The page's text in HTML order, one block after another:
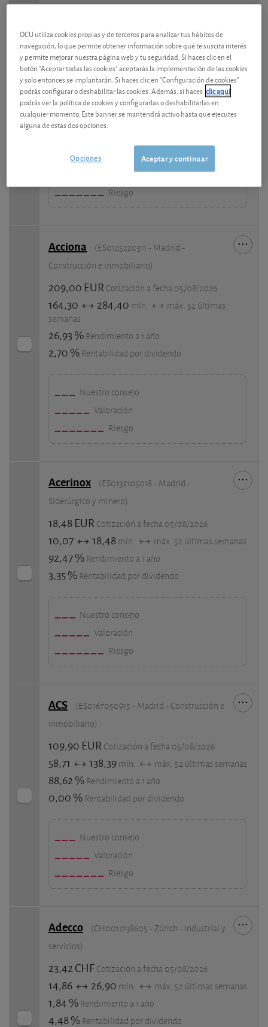
Tecnológico)
170,73 USDCotización a fecha 05/08/2026
124,44 288,54mín. máx. 52 últimas semanas
-28,50 %Rendimiento a 1 año
3,82 %Rentabilidad por dividendo
Nuestro consejo
Riesgo
Acciona
(ES0125220311 - Madrid -
Construcción e inmobiliario)
209,00 EUR Cotización a fecha 05/08/2026
164,30 284,40 mín.
máx. 52 últimas
semanas
26,93 % Rendimiento a 1 año
2,70 % Rentabilidad por dividendo
Nuestro consejo
Valoración
Riesgo
Acerinox
(ES0132105018 - Madrid -
Siderúrgico y minero)
18,48 EUR Cotización a fecha 05/08/2026
10,07 18,48 mín. máx. 52 últimas semanas
92,47 % Rendimiento a 1 año
3,35 % Rentabilidad por dividendo
Nuestro consejo
Valoración
Riesgo
ACS
(ES0167050915 - Madrid - Construcción e
inmobiliario)
109,90 EUR Cotización a fecha 05/08/2026
58,71 138,39 mín. máx. 52 últimas semanas
88,62 % Rendimiento a 1 año
0,00 % Rentabilidad por dividendo
Nuestro consejo
Valoración
Riesgo
Adecco
(CH0012138605 - Zúrich - Industrial y
servicios)
23,42 CHF Cotización a fecha 05/08/2026
14,86 26,90 mín. máx. 52 últimas semanas
1,84 % Rendimiento a 1 año
4,48 % Rentabilidad por dividendo
OCU utiliza cookies propias y de terceros para analizar tus hábitos de
navegación, lo que permite obtener información sobre qué te suscita interés
y permite mejorar nuestra página web y tu seguridad. Si haces clic en el
botón "Aceptar todas las cookies" aceptarás la implementación de las cookies
y solo entonces se implantarán. Si haces clic en "Configuración de cookies"
podrás configurar o deshabilitar las cookies. Además, si haces clic aquí
podrás ver la política de cookies y configurarlas o deshabilitarlas en
cualquier momento. Este banner se mantendrá activo hasta que ejecutes
alguna de estas dos opciones.
Aceptar y continuar
Opciones